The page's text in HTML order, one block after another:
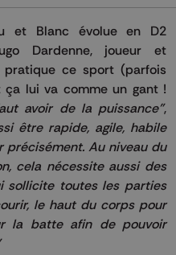
et Blanc évolue en D2
Dardenne, joueur et
pratique ce sport (parfois
lui va comme un gant !
avoir de la puissance",
être rapide, agile, habile
précisément. Au niveau du
cela nécessite aussi des
sollicite toutes les parties
le haut du corps pour
la batte afin de pouvoir